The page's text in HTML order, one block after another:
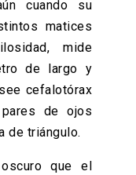
cuando su
matices
mide
de largo y
cefalotórax
de ojos
de triángulo.
que el